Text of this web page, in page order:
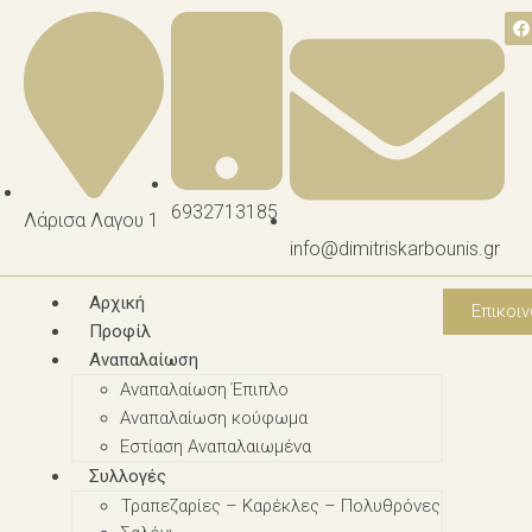
Λάρισα Λαγου 1
6932713185
info@dimitriskarbounis.gr
Αρχική
Προφίλ
Αναπαλαίωση
Αναπαλαίωση Έπιπλο
Αναπαλαίωση κούφωμα
Εστίαση Αναπαλαιωμένα
Συλλογές
Τραπεζαρίες – Καρέκλες – Πολυθρόνες